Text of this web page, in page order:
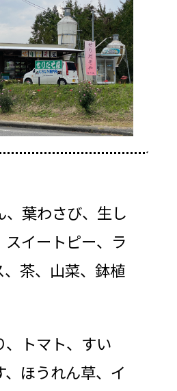
、葉わさび、生し
スイートピー、ラ
、茶、山菜、鉢植
、トマト、すい
、ほうれん草、イ